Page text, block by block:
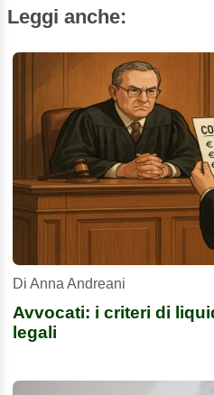
Leggi anche:
Di Anna Andreani
Avvocati: i criteri di
legali